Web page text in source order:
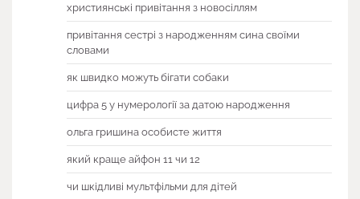
християнські привітання з новосіллям
привітання сестрі з народженням сина своїми
словами
як швидко можуть бігати собаки
цифра 5 у нумерології за датою народження
ольга гришина особисте життя
який краще айфон 11 чи 12
чи шкідливі мультфільми для дітей